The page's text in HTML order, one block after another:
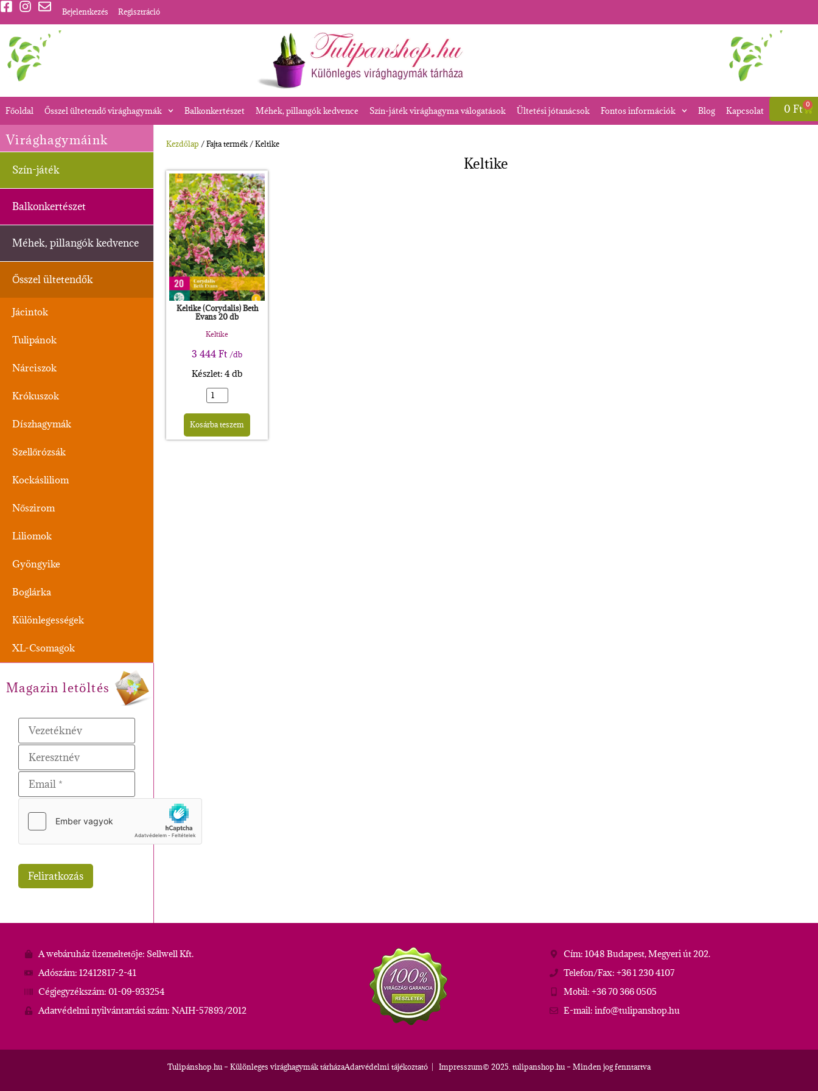
Bejelentkezés Regisztráció
Főoldal Ősszel ültetendő virághagymák Balkonkertészet Méhek, pillangók kedvence Szín-játék virághagyma válogatások Ültetési jótanácsok Fontos információk Blog Kapcsolat 0Ft 0
Virághagymáink
Szín-játék
Balkonkertészet
Méhek, pillangók kedvence
Ősszel ültetendők
Jácintok
Tulipánok
Nárciszok
Krókuszok
Díszhagymák
Szellőrózsák
Kockásliliom
Nőszirom
Liliomok
Gyöngyike
Boglárka
Különlegességek
XL-Csomagok
Magazin letöltés
Kezdőlap / Fajta termék / Keltike
Keltike
Keltike (Corydalis) Beth
Evans 20 db
Keltike
3 444Ft /db
Készlet: 4 db
Kosárba teszem
A webáruház üzemeltetője: Sellwell Kft.
Adószám: 12412817-2-41
Cégjegyzékszám: 01-09-933254
Adatvédelmi nyilvántartási szám: NAIH-57893/2012
Cím: 1048 Budapest, Megyeri út 202.
Telefon/Fax: +36 1 230 4107
Mobil: +36 70 366 0505
E-mail: info@tulipanshop.hu
Tulipánshop.hu – Különleges virághagymák tárházaAdatvédelmi tájékoztató Impresszum© 2025. tulipanshop.hu – Minden jog fenntartva